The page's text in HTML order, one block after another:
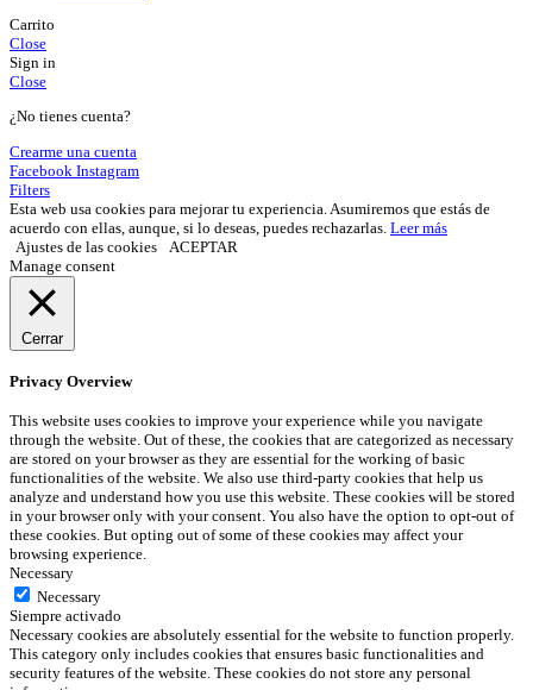
Carrito
Close
Sign in
Close
¿No tienes cuenta?
Crearme una cuenta
Facebook Instagram
Filters
Esta web usa cookies para mejorar tu experiencia. Asumiremos que estás de
acuerdo con ellas, aunque, si lo deseas, puedes rechazarlas. Leer más
Ajustes de las cookies
ACEPTAR
Manage consent
Cerrar
Privacy Overview
This website uses cookies to improve your experience while you navigate
through the website. Out of these, the cookies that are categorized as necessary
are stored on your browser as they are essential for the working of basic
functionalities of the website. We also use third-party cookies that help us
analyze and understand how you use this website. These cookies will be stored
in your browser only with your consent. You also have the option to opt-out of
these cookies. But opting out of some of these cookies may affect your
browsing experience.
Necessary
Necessary
Siempre activado
Necessary cookies are absolutely essential for the website to function properly.
This category only includes cookies that ensures basic functionalities and
security features of the website. These cookies do not store any personal